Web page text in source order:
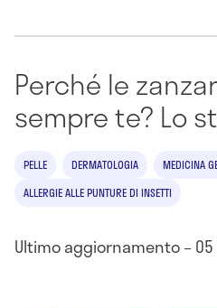
Perché le
sempre te? Lo
PELLE DERMATOLOGIA
MEDICINA
ALLERGIE ALLE PUNTURE DI INSETTI
Ultimo aggiornamento – 05